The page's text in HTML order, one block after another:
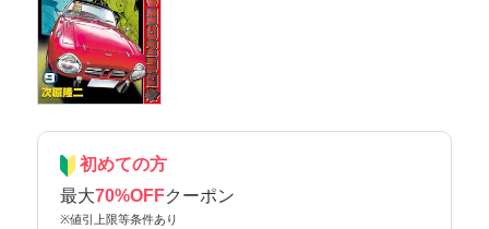
初めての方
最大70%OFFクーポン
※値引上限等条件あり